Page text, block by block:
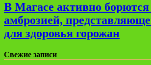
В Магасе активно борются
амброзией,
для здоровья горожан
Свежие записи